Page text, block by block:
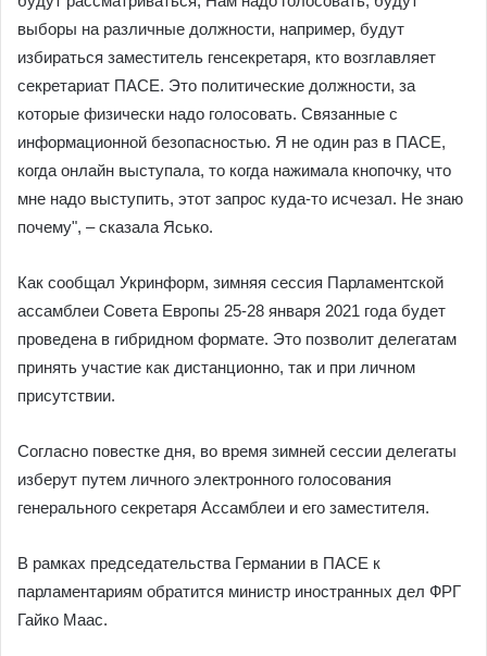
выборы на различные должности, например, будут
избираться заместитель генсекретаря, кто возглавляет
секретариат ПАСЕ. Это политические должности, за
которые физически надо голосовать. Связанные с
информационной безопасностью. Я не один раз в ПАСЕ,
когда онлайн выступала, то когда нажимала кнопочку, что
мне надо выступить, этот запрос куда-то исчезал. Не знаю
почему", – сказала Ясько.
Как сообщал Укринформ, зимняя сессия Парламентской
ассамблеи Совета Европы 25-28 января 2021 года будет
проведена в гибридном формате. Это позволит делегатам
принять участие как дистанционно, так и при личном
присутствии.
Согласно повестке дня, во время зимней сессии делегаты
изберут путем личного электронного голосования
генерального секретаря Ассамблеи и его заместителя.
В рамках председательства Германии в ПАСЕ к
парламентариям обратится министр иностранных дел ФРГ
Гайко Маас.